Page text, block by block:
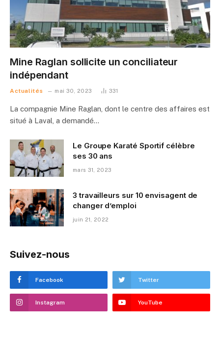
Mine Raglan sollicite un conciliateur
indépendant
Actualités mai 30, 2023 331
La compagnie Mine Raglan, dont le centre des affaires est
situé à Laval, a demandé…
Le Groupe Karaté Sportif célèbre
ses 30 ans
mars 31, 2023
3 travailleurs sur 10 envisagent de
changer d’emploi
juin 21, 2022
Suivez-nous
Facebook Twitter
Instagram YouTube